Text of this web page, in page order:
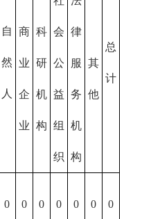
自
然
人
总
计
商
业
企
业
科
研
机
构
会
公
益
组
织
律
服
务
机
构
其
他
0 0 0 0 0 0 0